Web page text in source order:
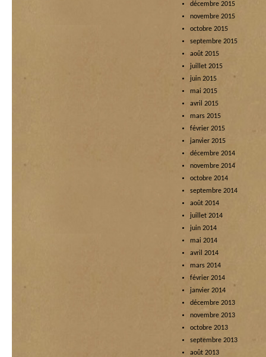
décembre 2015
novembre 2015
octobre 2015
septembre 2015
août 2015
juillet 2015
juin 2015
mai 2015
avril 2015
mars 2015
février 2015
janvier 2015
décembre 2014
novembre 2014
octobre 2014
septembre 2014
août 2014
juillet 2014
juin 2014
mai 2014
avril 2014
mars 2014
février 2014
janvier 2014
décembre 2013
novembre 2013
octobre 2013
septembre 2013
août 2013